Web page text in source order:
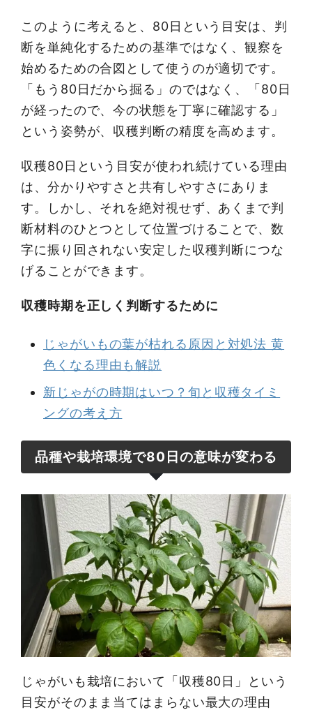
このように考えると、80日という目安は、判
断を単純化するための基準ではなく、観察を
始めるための合図として使うのが適切です。
「もう80日だから掘る」のではなく、「80日
が経ったので、今の状態を丁寧に確認する」
という姿勢が、収穫判断の精度を高めます。
収穫80日という目安が使われ続けている理由
は、分かりやすさと共有しやすさにありま
す。しかし、それを絶対視せず、あくまで判
断材料のひとつとして位置づけることで、数
字に振り回されない安定した収穫判断につな
げることができます。
収穫時期を正しく判断するために
じゃがいもの葉が枯れる原因と対処法 黄
色くなる理由も解説
新じゃがの時期はいつ？旬と収穫タイミ
ングの考え方
品種や栽培環境で80日の意味が変わる
じゃがいも栽培において「収穫80日」という
目安がそのまま当てはまらない最大の理由